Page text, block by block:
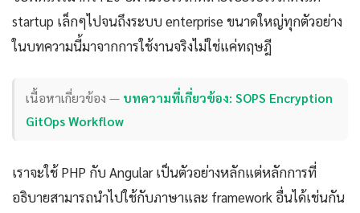
startup เล็กๆไปจนถึงระบบ enterprise ขนาดใหญ่ทุกตัวอย่าง
ในบทความนี้มาจากการใช้งานจริงไม่ใช่แค่ทฤษฎี
เนื้อหาเกี่ยวข้อง — บทความที่เกี่ยวข้อง: SOPS Encryption
GitOps Workflow
เราจะใช้ PHP กับ Angular เป็นตัวอย่างหลักแต่หลักการที่
อธิบายสามารถนำไปใช้กับภาษาและ framework อื่นได้เช่นกัน